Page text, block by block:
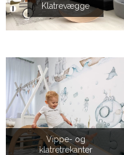
Klatrevægge
Vippe- og
klatretrekanter